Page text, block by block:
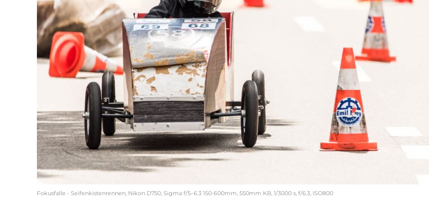
Fokusfalle - Seifenkistenrennen, Nikon D750, Sigma f/5–6.3 150-600mm, 550mm KB, 1/3000 s, f/6.3, ISO800